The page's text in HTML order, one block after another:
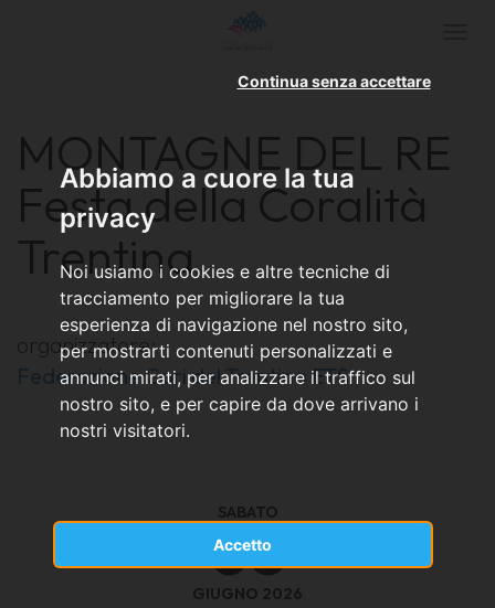
Abbiamo a cuore la tua
privacy
Noi usiamo i cookies e altre tecniche di
tracciamento per migliorare la tua
esperienza di navigazione nel nostro sito,
per mostrarti contenuti personalizzati e
annunci mirati, per analizzare il traffico sul
nostro sito, e per capire da dove arrivano i
nostri visitatori.
Accetto
Continua senza accettare
MONTAGNE DEL RE
Festa della Coralità
Trentina
organizzatore:
Federazione Cori del Trentino ETS
SABATO
06
GIUGNO 2026